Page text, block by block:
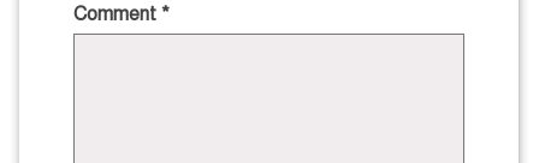
Comment *